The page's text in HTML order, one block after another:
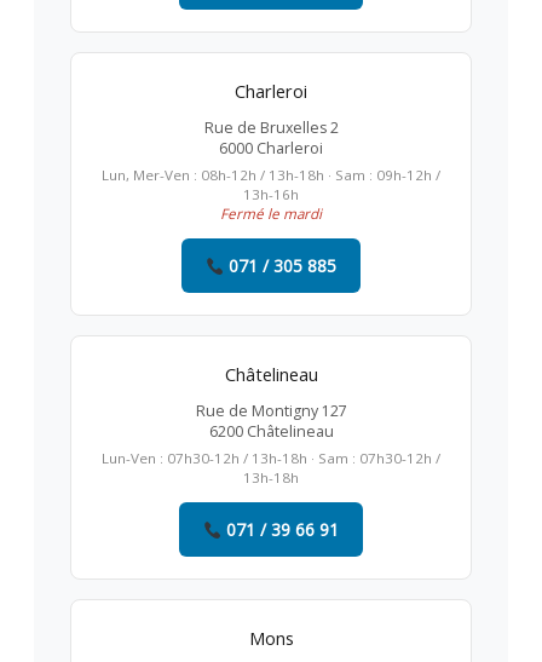
Charleroi
Rue de Bruxelles 2
6000 Charleroi
Lun, Mer-Ven : 08h-12h / 13h-18h · Sam : 09h-12h /
13h-16h
Fermé le mardi
071 / 305 885
Châtelineau
Rue de Montigny 127
6200 Châtelineau
Lun-Ven : 07h30-12h / 13h-18h · Sam : 07h30-12h /
13h-18h
071 / 39 66 91
Mons